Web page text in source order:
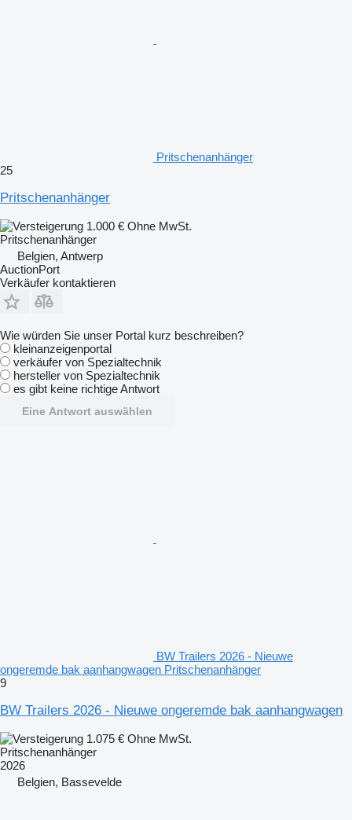
Pritschenanhänger
25
Pritschenanhänger
1.000 € Ohne MwSt.
Pritschenanhänger
Belgien, Antwerp
AuctionPort
Verkäufer kontaktieren
Wie würden Sie unser Portal kurz beschreiben?
kleinanzeigenportal
verkäufer von Spezialtechnik
hersteller von Spezialtechnik
es gibt keine richtige Antwort
Eine Antwort auswählen
BW Trailers 2026 - Nieuwe
ongeremde bak aanhangwagen Pritschenanhänger
9
BW Trailers 2026 - Nieuwe ongeremde bak aanhangwagen
1.075 € Ohne MwSt.
Pritschenanhänger
2026
Belgien, Bassevelde